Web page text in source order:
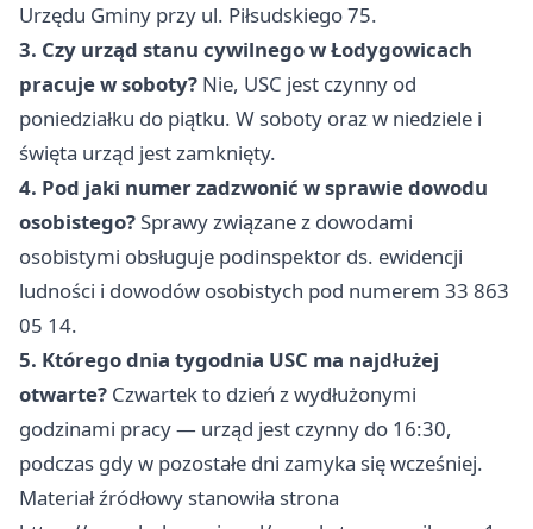
Urzędu Gminy przy ul. Piłsudskiego 75.
3. Czy urząd stanu cywilnego w Łodygowicach
pracuje w soboty? Nie, USC jest czynny od
poniedziałku do piątku. W soboty oraz w niedziele i
święta urząd jest zamknięty.
4. Pod jaki numer zadzwonić w sprawie dowodu
osobistego?Sprawy związane z dowodami
osobistymi obsługuje podinspektor ds. ewidencji
ludności i dowodów osobistych pod numerem 33 863
05 14.
5. Którego dnia tygodnia USC ma najdłużej
otwarte? Czwartek to dzień z wydłużonymi
godzinami pracy — urząd jest czynny do 16:30,
podczas gdy w pozostałe dni zamyka się wcześniej.
Materiał źródłowy stanowiła strona